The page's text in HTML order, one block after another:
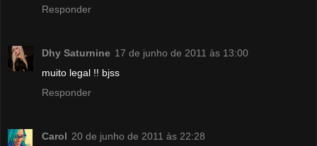
Responder
Dhy Saturnine 17 de junho de 2011 às 13:00
muito legal !! bjss
Responder
Carol 20 de junho de 2011 às 22:28